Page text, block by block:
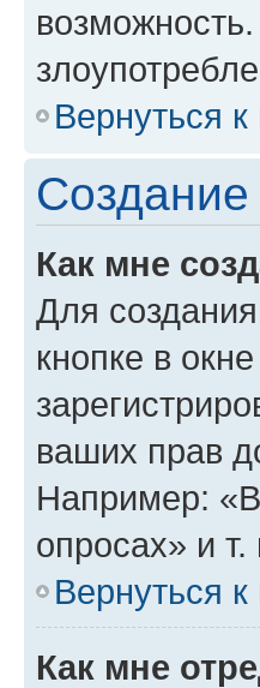
Вернуться к
Как мне
Для
кнопке в
ваших прав
Например:
опросах» и т.
Вернуться к
Как мне